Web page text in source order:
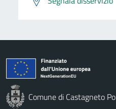
Comune di Castagneto Po